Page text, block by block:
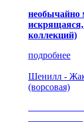
необычайно
коллекций)
подробнее
Шенилл -
(ворсовая)